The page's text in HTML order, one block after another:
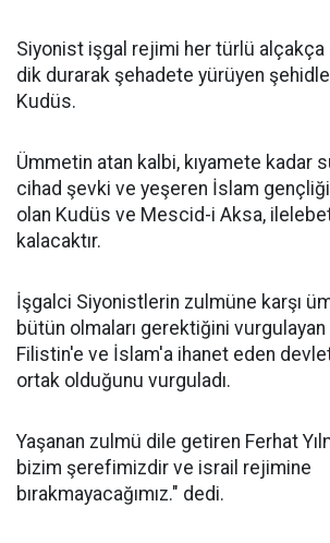
Siyonist işgal rejimi her türlü alçakça
dik durarak şehadete yürüyen
Kudüs.
Ümmetin atan kalbi, kıyamete kadar
cihad şevki ve yeşeren İslam
olan Kudüs ve Mescid-i Aksa,
kalacaktır.
İşgalci Siyonistlerin zulmüne karşı
bütün olmaları gerektiğini vurgulayan
Filistin'e ve İslam'a ihanet eden
ortak olduğunu vurguladı.
Yaşanan zulmü dile getiren Ferhat
bizim şerefimizdir ve israil rejimine
bırakmayacağımız." dedi.